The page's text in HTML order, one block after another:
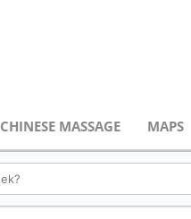
CHINESE MASSAGE MAPS